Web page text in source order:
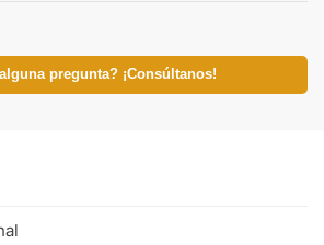
pregunta? ¡Consúltanos!